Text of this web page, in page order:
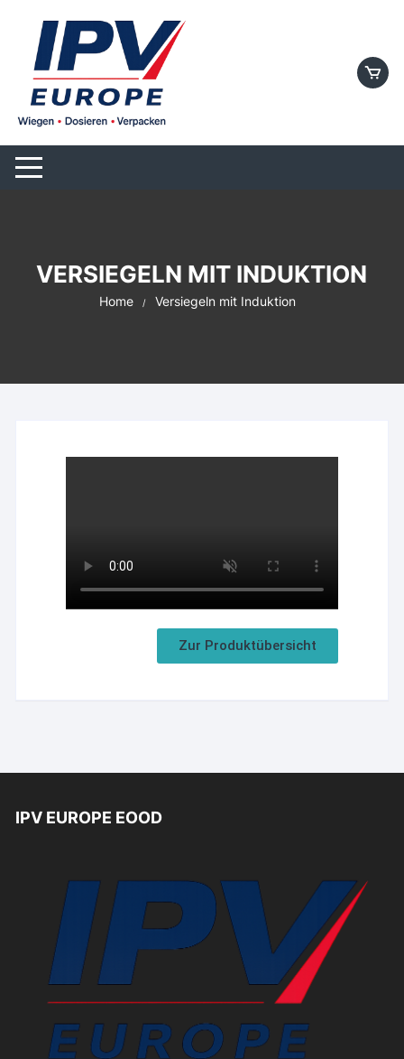
VERSIEGELN MIT INDUKTION
Home Versiegeln mit Induktion
Zur Produktübersicht
IPV EUROPE EOOD